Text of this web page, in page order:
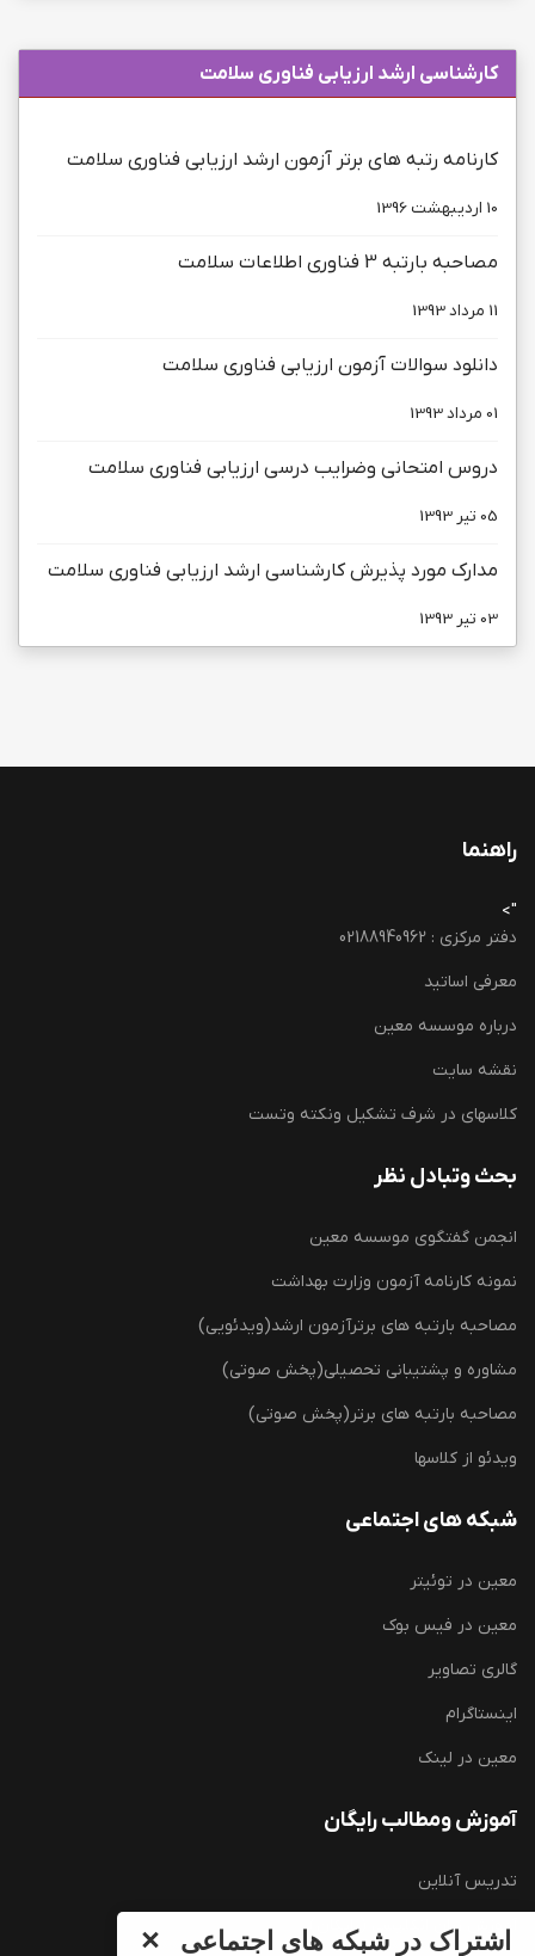
كارشناسی ارشد ارزیابی فناوری سلامت
کارنامه رتبه های برتر آزمون ارشد ارزیابی فناوری سلامت
10 ارديبهشت 1396
مصاحبه بارتبه 3 فناوری اطلاعات سلامت
11 مرداد 1393
دانلود سوالات آزمون ارزیابی فناوری سلامت
01 مرداد 1393
دروس امتحانی وضرایب درسی ارزیابی فناوری سلامت
05 تیر 1393
مدارک مورد پذیرش کارشناسی ارشد ارزیابی فناوری سلامت
03 تیر 1393
راهنما
">
دفتر مرکزی : 02188940962
معرفی اساتید
درباره موسسه معین
نقشه سایت
کلاسهای در شرف تشکیل ونکته وتست
بحث وتبادل نظر
انجمن گفتگوی موسسه معین
نمونه کارنامه آزمون وزارت بهداشت
مصاحبه بارتبه های برترآزمون ارشد(ویدئویی)
مشاوره و پشتیبانی تحصیلی(پخش صوتی)
مصاحبه بارتبه های برتر(پخش صوتی)
ویدئو از کلاسها
شبکه های اجتماعی
معین در توئیتر
معین در فیس بوک
گالری تصاویر
اینستاگرام
معین در لینک
آموزش ومطالب رایگان
تدریس آنلاین
آموزش زبان انگلیسی (رایگان)
اشتراک در شبکه های اجتماعی